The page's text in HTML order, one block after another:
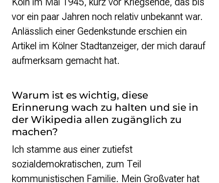
vor ein paar Jahren noch relativ unbekannt war.
Anlässlich einer Gedenkstunde erschien ein
Artikel im Kölner Stadtanzeiger, der mich darauf
aufmerksam gemacht hat.
Warum ist es wichtig, diese
Erinnerung wach zu halten und sie in
der Wikipedia allen zugänglich zu
machen?
Ich stamme aus einer zutiefst
sozialdemokratischen, zum Teil
kommunistischen Familie. Mein Großvater hat